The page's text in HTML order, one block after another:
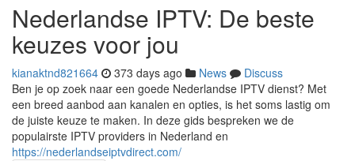
Nederlandse IPTV: De beste
keuzes voor jou
kianaktnd821664 373 days ago News
Discuss
Ben je op zoek naar een goede Nederlandse IPTV dienst? Met
een breed aanbod aan kanalen en opties, is het soms lastig om
de juiste keuze te maken. In deze gids bespreken we de
populairste IPTV providers in Nederland en
https://nederlandseiptvdirect.com/